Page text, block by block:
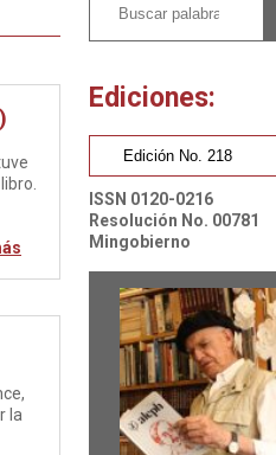
la
Ediciones:
ISSN 0120-0216
Resolución No. 00781
Mingobierno